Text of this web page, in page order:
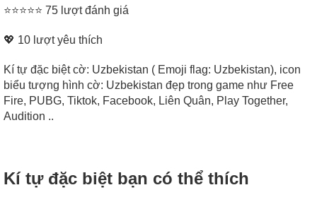
⭐⭐⭐⭐⭐ 75 lượt đánh giá
💖 10 lượt yêu thích
Kí tự đặc biệt cờ: Uzbekistan ( Emoji flag: Uzbekistan), icon
biểu tượng hình cờ: Uzbekistan đẹp trong game như Free
Fire, PUBG, Tiktok, Facebook, Liên Quân, Play Together,
Audition ..
Kí tự đặc biệt bạn có thể thích